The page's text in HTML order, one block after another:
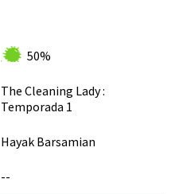
50%
The Cleaning Lady :
Temporada 1
Hayak Barsamian
--